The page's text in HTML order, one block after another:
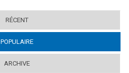
RÉCENT
POPULAIRE
ARCHIVE